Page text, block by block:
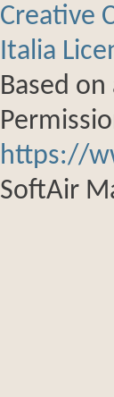
Creative
Italia
Based
https://
SoftAir